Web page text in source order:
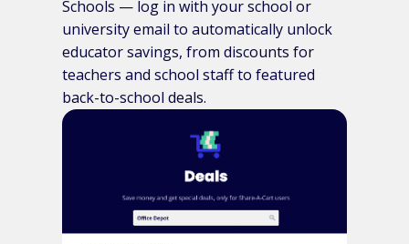
Schools — log in with your school or
university email to automatically unlock
educator savings, from discounts for
teachers and school staff to featured
back-to-school deals.